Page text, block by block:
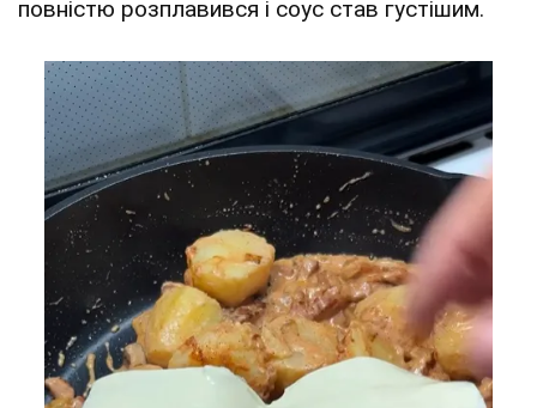
повністю розплавився і соус став густішим.